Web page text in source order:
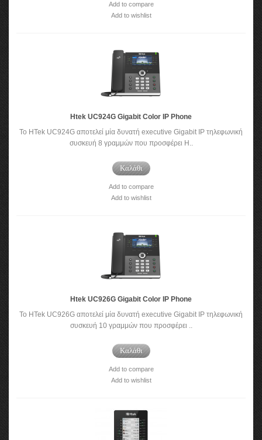
Add to compare
Add to wishlist
Htek UC924G Gigabit Color IP Phone
To HTek UC924G αποτελεί μία δυνατή executive Gigabit IP τηλεφωνική
συσκευή 8 γραμμών που προσφέρει H..
Καλάθι
Add to compare
Add to wishlist
Htek UC926G Gigabit Color IP Phone
To HTek UC926G αποτελεί μία δυνατή executive Gigabit IP τηλεφωνική
συσκευή 10 γραμμών που προσφέρει ..
Καλάθι
Add to compare
Add to wishlist